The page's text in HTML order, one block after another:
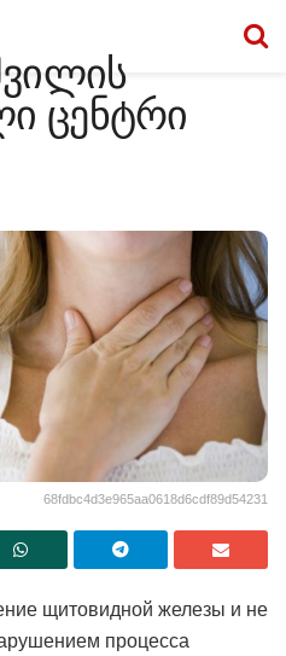
68fdbc4d3e965aa0618d6cdf89d54231
щитовидной железы и не
процесса